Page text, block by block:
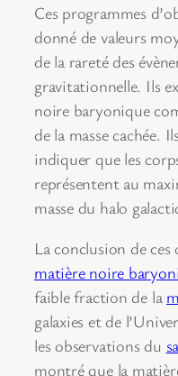
Ces programmes
donné de valeurs
de la rareté des
gravitationnelle. Ils
noire baryonique
de la masse cachée.
indiquer que les
représentent au
masse du halo
La conclusion de
matière noire
faible fraction de la
galaxies et de
les observations du
montré que la